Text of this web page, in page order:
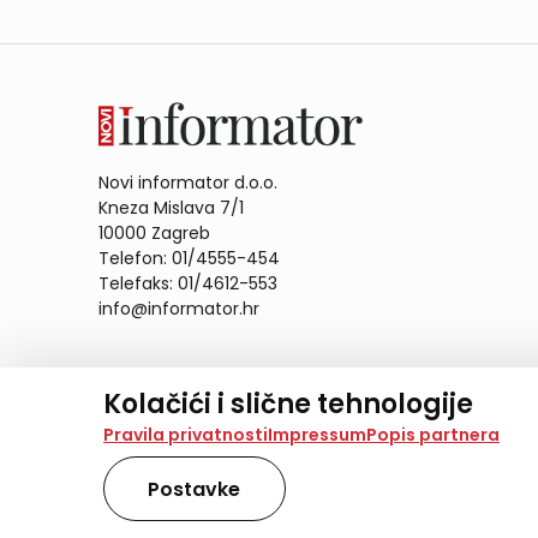
Kolačići i slične tehnologije
Na našoj web stranici koristimo kolačiće i slične
analiziramo promet na stranici te prikazujemo
također koriste ove tehnologije.
Odabirom opcije „Samo nužno“ prihvaćate samo
obradu svih kolačića potrebnih za analitiku i
Pravila privatnostiImpressumPopis partnera
Postavke
Novi informator d.o.o.
Kneza Mislava 7/1
10000 Zagreb
Telefon: 01/4555-454
Telefaks: 01/4612-553
info@informator.hr